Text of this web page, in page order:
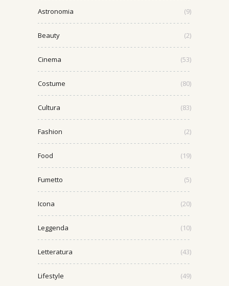
Astronomia (9)
Beauty (2)
Cinema (53)
Costume (80)
Cultura (83)
Fashion (2)
Food (19)
Fumetto (5)
Icona (20)
Leggenda (10)
Letteratura (43)
Lifestyle (49)